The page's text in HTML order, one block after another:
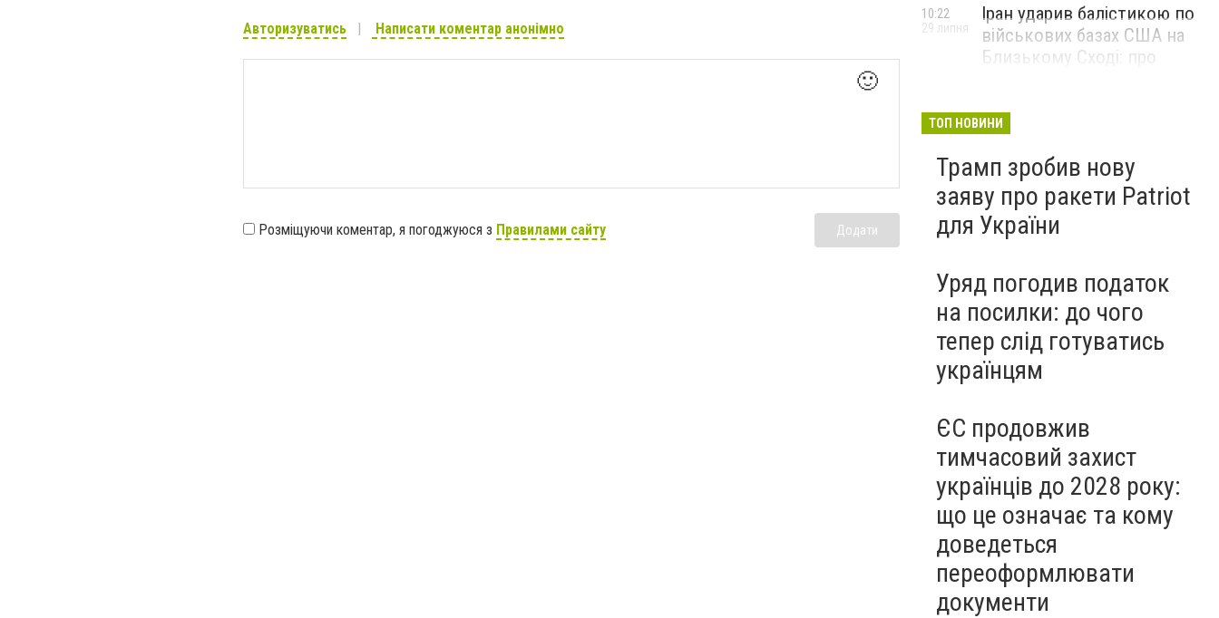
Авторизуватись Написати коментар анонімно
🙂
Розміщуючи коментар, я погоджуюся з Правилами сайту Додати
Іран ударив балістикою по
військових базах США на
Близькому Сході: про
10:22
29 липня
ТОП НОВИНИ
Трамп зробив нову
заяву про ракети Patriot
для України
Уряд погодив податок
на посилки: до чого
тепер слід готуватись
українцям
ЄС продовжив
тимчасовий захист
українців до 2028 року:
що це означає та кому
доведеться
переоформлювати
документи